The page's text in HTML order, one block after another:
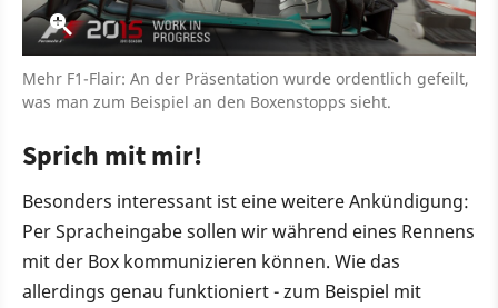
Mehr F1-Flair: An der Präsentation wurde ordentlich gefeilt,
was man zum Beispiel an den Boxenstopps sieht.
Sprich mit mir!
Besonders interessant ist eine weitere Ankündigung:
Per Spracheingabe sollen wir während eines Rennens
mit der Box kommunizieren können. Wie das
allerdings genau funktioniert - zum Beispiel mit